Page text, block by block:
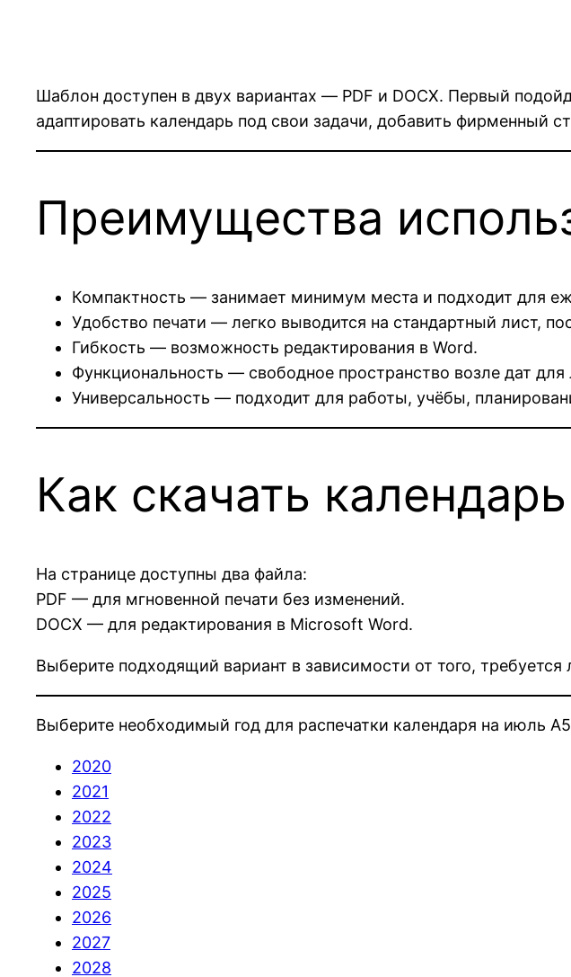
Шаблон доступен в двух вариантах — PDF и DOCX. Первый
адаптировать календарь под свои задачи, добавить фирменный
Преимущества
Компактность — занимает минимум места и подходит для
Удобство печати — легко выводится на стандартный лист,
Гибкость — возможность редактирования в Word.
Функциональность — свободное пространство возле дат
Универсальность — подходит для работы, учёбы,
Как скачать
На странице доступны два файла:
PDF — для мгновенной печати без изменений.
DOCX — для редактирования в Microsoft Word.
Выберите подходящий вариант в зависимости от того,
Выберите необходимый год для распечатки календаря на июль
2020
2021
2022
2023
2024
2025
2026
2027
2028